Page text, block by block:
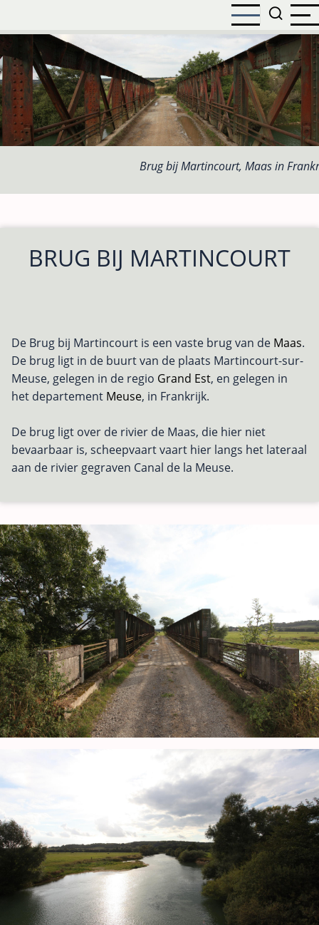
naar
de
inhoud
gaan
Brug bij Martincourt, Maas in
BRUG BIJ MARTINCOURT
De Brug bij Martincourt is een vaste brug van de Maas.
De brug ligt in de buurt van de plaats Martincourt-sur-
Meuse, gelegen in de regio Grand Est, en gelegen in
het departement Meuse, in Frankrijk.
De brug ligt over de rivier de Maas, die hier niet
bevaarbaar is, scheepvaart vaart hier langs het lateraal
aan de rivier gegraven Canal de la Meuse.